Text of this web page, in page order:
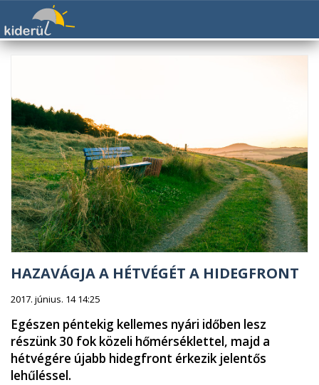
HAZAVÁGJA A HÉTVÉGÉT A HIDEGFRONT
2017. június. 14 14:25
Egészen péntekig kellemes nyári időben lesz
részünk 30 fok közeli hőmérséklettel, majd a
hétvégére újabb hidegfront érkezik jelentős
lehűléssel.